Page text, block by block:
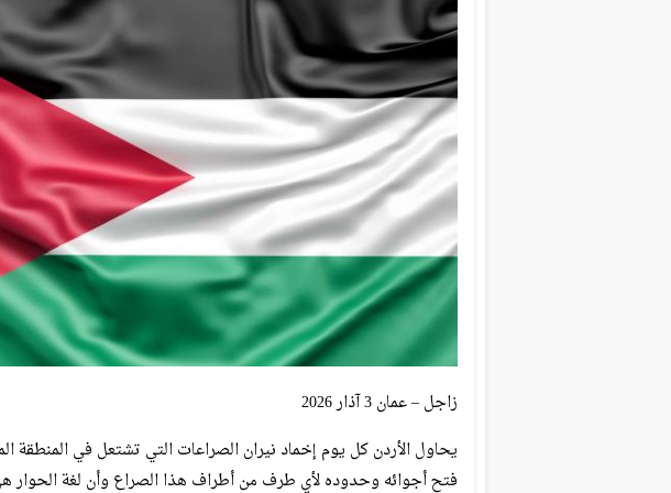
زاجل – عمان 3 آذار 2026
يحاول الأردن كل يوم إخماد نيران الصراعات التي تشتعل في
فتح أجوائه وحدوده لأي طرف من أطراف هذا الصراع وأن لغة الحوار